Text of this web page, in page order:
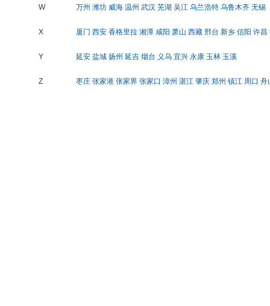
W 万州 潍坊 威海 温州 武汉 芜湖 吴江 乌兰浩特 乌鲁木齐 无锡
X 厦门 西安 香格里拉 湘潭 咸阳 萧山 西藏 邢台 新乡 信阳 许昌
Y 延安 盐城 扬州 延吉 烟台 义乌 宜兴 永康 玉林 玉溪
Z 枣庄 张家港 张家界 张家口 漳州 湛江 肇庆 郑州 镇江 周口 舟